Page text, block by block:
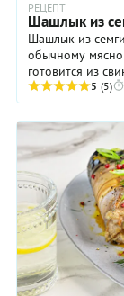
РЕЦЕПТ
Шашлык из
Шашлык из
обычному
готовится из
рыбы
5 (5)